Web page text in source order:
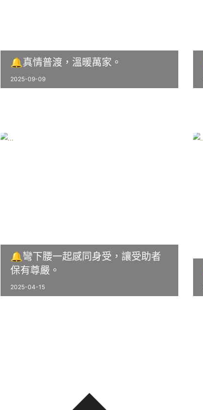
🔔真情普渡，溫暖萬家。
2025-09-09
🔔彎下腰一起感同身受，讓受助者
保有尊嚴。
2025-04-15